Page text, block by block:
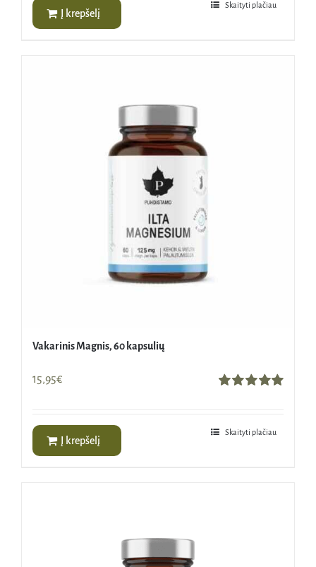
Į krepšelį
Skaityti plačiau
Vakarinis Magnis, 60 kapsulių
15,95€
Į krepšelį
Skaityti plačiau